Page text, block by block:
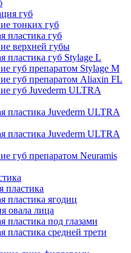
губ
тонких губ
пластика губ
верхней губы
пластика губ Stylage L
губ препаратом Stylage M
губ препаратом Aliaxin FL
губ Juvederm ULTRA
пластика Juvederm ULTRA
пластика Juvederm ULTRA
губ препаратом Neuramis
пластика
пластика ягодиц
овала лица
пластика под глазами
пластика средней трети